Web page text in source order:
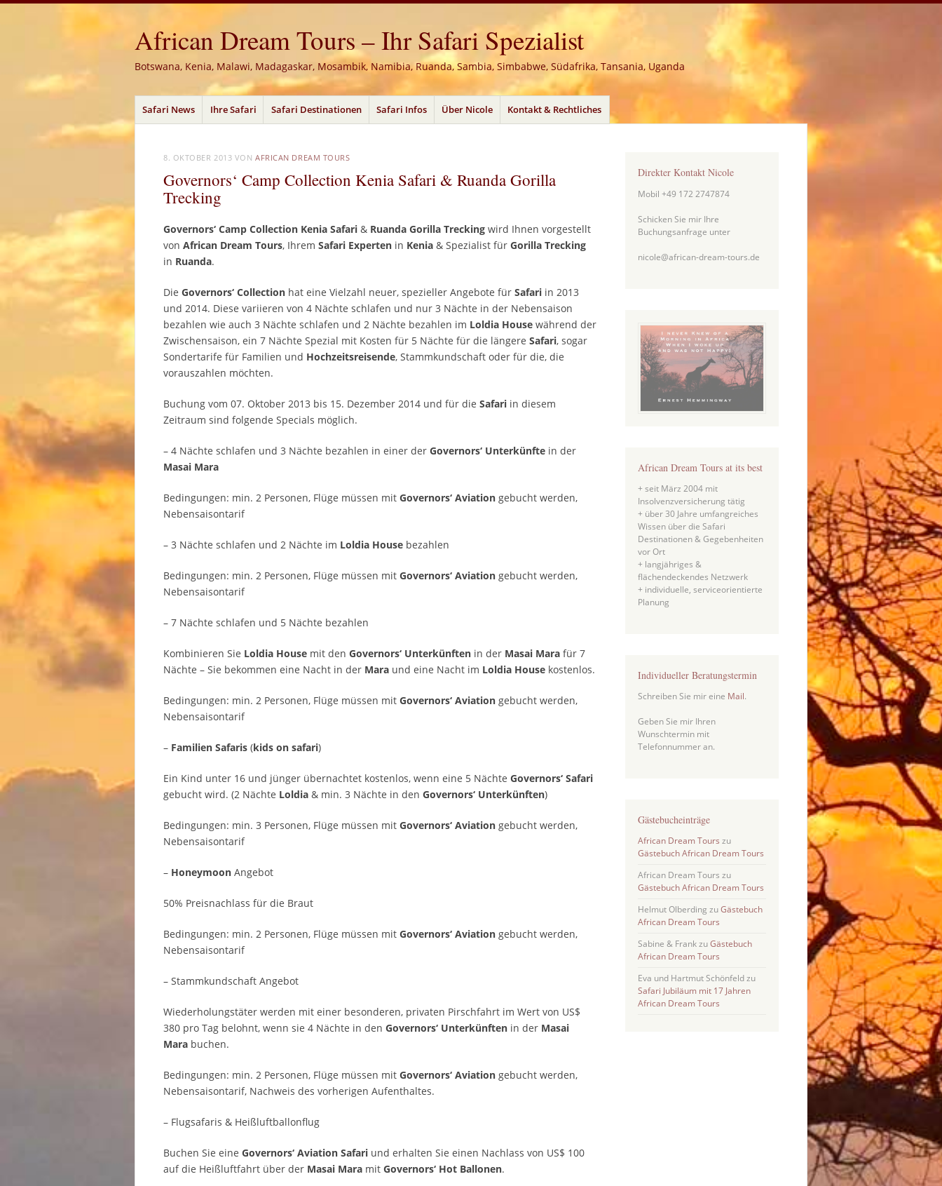
African Dream Tours – Ihr Safari Spezialist
Botswana, Kenia, Malawi, Madagaskar, Mosambik, Namibia, Ruanda, Sambia, Simbabwe, Südafrika, Tansania, Uganda
Menü
Zum
Inhalt
springen
Safari News Ihre Safari Safari Destinationen Safari Infos Über Nicole Kontakt & Rechtliches
8. OKTOBER 2013 VONAFRICAN DREAM TOURS
Governors‘ Camp Collection Kenia Safari & Ruanda Gorilla
Trecking
Governors‘ Camp Collection Kenia Safari & Ruanda Gorilla Trecking wird Ihnen vorgestellt
von African Dream Tours, Ihrem Safari Experten in Kenia & Spezialist für Gorilla Trecking
in Ruanda.
Die Governors‘ Collection hat eine Vielzahl neuer, spezieller Angebote für Safari in 2013
und 2014. Diese variieren von 4 Nächte schlafen und nur 3 Nächte in der Nebensaison
bezahlen wie auch 3 Nächte schlafen und 2 Nächte bezahlen im Loldia House während der
Zwischensaison, ein 7 Nächte Spezial mit Kosten für 5 Nächte für die längere Safari, sogar
Sondertarife für Familien und Hochzeitsreisende, Stammkundschaft oder für die, die
vorauszahlen möchten.
Buchung vom 07. Oktober 2013 bis 15. Dezember 2014 und für die Safari in diesem
Zeitraum sind folgende Specials möglich.
– 4 Nächte schlafen und 3 Nächte bezahlen in einer der Governors‘ Unterkünfte in der
Masai Mara
Bedingungen: min. 2 Personen, Flüge müssen mit Governors‘ Aviation gebucht werden,
Nebensaisontarif
– 3 Nächte schlafen und 2 Nächte im Loldia House bezahlen
Bedingungen: min. 2 Personen, Flüge müssen mit Governors‘ Aviation gebucht werden,
Nebensaisontarif
– 7 Nächte schlafen und 5 Nächte bezahlen
Kombinieren Sie Loldia House mit den Governors‘ Unterkünften in der Masai Mara für 7
Nächte – Sie bekommen eine Nacht in der Mara und eine Nacht im Loldia House kostenlos.
Bedingungen: min. 2 Personen, Flüge müssen mit Governors‘ Aviation gebucht werden,
Nebensaisontarif
– Familien Safaris (kids on safari)
Ein Kind unter 16 und jünger übernachtet kostenlos, wenn eine 5 Nächte Governors‘ Safari
gebucht wird. (2 Nächte Loldia & min. 3 Nächte in den Governors‘ Unterkünften)
Bedingungen: min. 3 Personen, Flüge müssen mit Governors‘ Aviation gebucht werden,
Nebensaisontarif
– Honeymoon Angebot
50% Preisnachlass für die Braut
Bedingungen: min. 2 Personen, Flüge müssen mit Governors‘ Aviation gebucht werden,
Nebensaisontarif
– Stammkundschaft Angebot
Wiederholungstäter werden mit einer besonderen, privaten Pirschfahrt im Wert von US$
380 pro Tag belohnt, wenn sie 4 Nächte in den Governors‘ Unterkünften in der Masai
Mara buchen.
Bedingungen: min. 2 Personen, Flüge müssen mit Governors‘ Aviation gebucht werden,
Nebensaisontarif, Nachweis des vorherigen Aufenthaltes.
– Flugsafaris & Heißluftballonflug
Buchen Sie eine Governors‘ Aviation Safari und erhalten Sie einen Nachlass von US$ 100
auf die Heißluftfahrt über der Masai Mara mit Governors‘ Hot Ballonen.
Direkter Kontakt Nicole
Mobil +49 172 2747874
Schicken Sie mir Ihre
Buchungsanfrage unter
nicole@african-dream-tours.de
African Dream Tours at its best
+ seit März 2004 mit
Insolvenzversicherung tätig
+ über 30 Jahre umfangreiches
Wissen über die Safari
Destinationen & Gegebenheiten
vor Ort
+ langjähriges &
flächendeckendes Netzwerk
+ individuelle, serviceorientierte
Planung
Individueller Beratungstermin
Schreiben Sie mir eine Mail.
Geben Sie mir Ihren
Wunschtermin mit
Telefonnummer an.
Gästebucheinträge
African Dream Tours zu
Gästebuch African Dream Tours
African Dream Tours zu
Gästebuch African Dream Tours
Helmut Olberding zuGästebuch
African Dream Tours
Sabine & FrankzuGästebuch
African Dream Tours
Eva und Hartmut Schönfeldzu
Safari Jubiläum mit 17 Jahren
African Dream Tours